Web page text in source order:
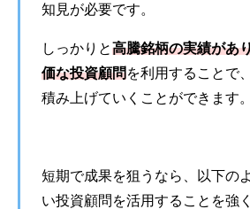
知見が必要です。
しっかりと高騰銘柄の実績があ
価な投資顧問 を利用することで
積み上げていくことができます。
短期で成果を狙うなら、以下の
い投資顧問を活用することを強